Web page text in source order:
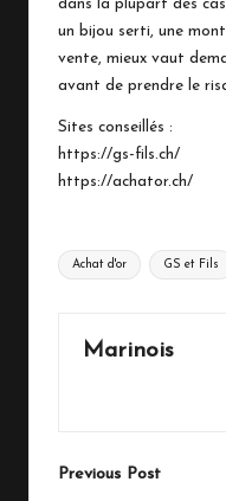
dans la plupart des
un bijou serti, une
vente, mieux vaut
avant de prendre le
Sites conseillés :
https://gs-fils.ch/
https://achator.ch/
Tags:
Achat d'or GS et Fils
Marinois
Post
Previous Post